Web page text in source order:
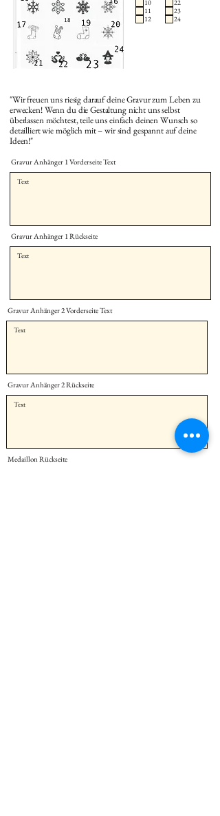
10
11
12
22
23
24
"Wir freuen uns riesig darauf deine Gravur zum Leben zu
erwecken! Wenn du die Gestaltung nicht uns selbst
überlassen möchtest, teile uns einfach deinen Wunsch so
detailliert wie möglich mit – wir sind gespannt auf deine
Ideen!"
Gravur Anhänger 1 Vorderseite Text
Gravur Anhänger 1 Rückseite
Gravur Anhänger 2 Vorderseite Text
Gravur Anhänger 2 Rückseite
Medaillon Rückseite